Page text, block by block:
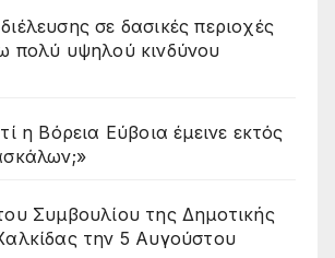
σε δασικές περιοχές
πολύ υψηλού κινδύνου
η Βόρεια Εύβοια έμεινε εκτός
Συμβουλίου της Δημοτικής
την 5 Αυγούστου